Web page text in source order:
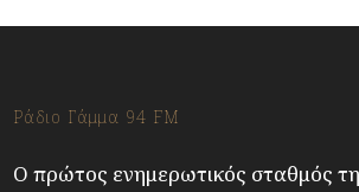
Ράδιο Γάμμα 94 FM
Ο πρώτος ενημερωτικός σταθμός